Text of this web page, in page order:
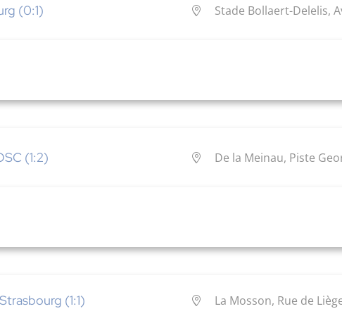
(0:1) Stade Bollaert-Delelis,
(1:2) De la Meinau, Piste
(1:1) La Mosson, Rue de